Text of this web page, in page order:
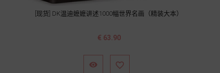
[现货] DK温迪嬷嬷讲述1000幅世界名画（精装大本）
价
€ 63.90
 